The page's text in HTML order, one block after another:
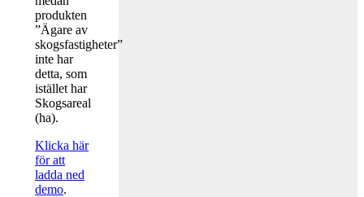
produkten
”Ägare av
skogsfastigheter”
inte har
detta, som
istället har
Skogsareal
(ha).
Klicka här
för att
ladda ned
demo.